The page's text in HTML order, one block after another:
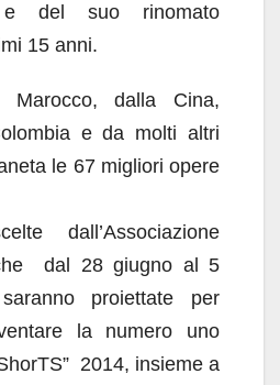
e del suo rinomato
15 anni.
Marocco, dalla Cina,
e da molti altri
le 67 migliori opere
dall’Associazione
dal 28 giugno al 5
proiettate per
la numero uno
2014, insieme a